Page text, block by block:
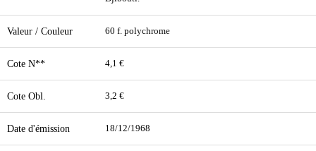
Valeur / Couleur 60 f. polychrome
Cote N** 4,1 €
Cote Obl. 3,2 €
Date d'émission 18/12/1968